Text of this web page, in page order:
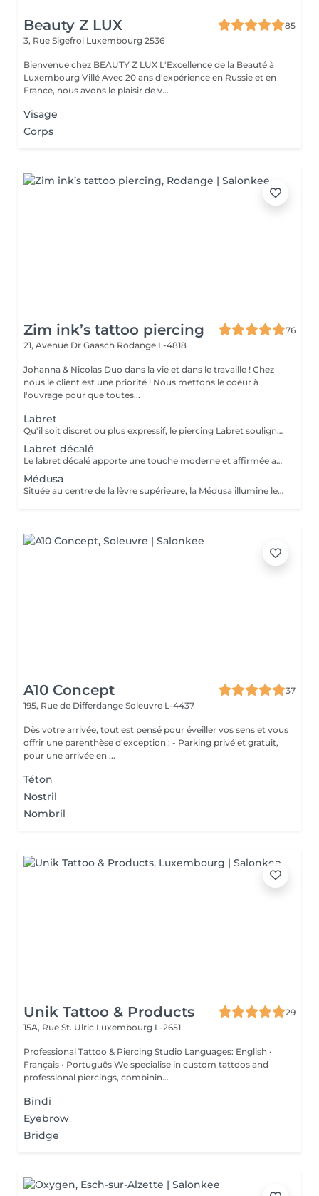
Beauty Z LUX
85
3, Rue Sigefroi Luxembourg 2536
Bienvenue chez BEAUTY Z LUX L'Excellence de la Beauté à
Luxembourg Villé Avec 20 ans d'expérience en Russie et en
France, nous avons le plaisir de v...
Visage
Corps
Zim ink’s tattoo piercing
76
21, Avenue Dr Gaasch Rodange L-4818
Johanna & Nicolas Duo dans la vie et dans le travaille ! Chez
nous le client est une priorité ! Nous mettons le coeur à
l'ouvrage pour que toutes...
Labret
Qu'il soit discret ou plus expressif, le piercing Labret souligne les traits du visage avec finesse. Chaque placement est réalisé pour mettre en valeur votre morphologie. Conseils personnalisés et suivi de cicatrisation Inclus : Bijou de première pose en titane ASTM F-136 + 5€ pour changer la couleur de ton bijou grâce à l'anodisation. Les bijoux de la vitrine sont disponibles en première pause, le prix du bijou est à ajouter à la prestation. Pour toutes demandes d'informations, merci de me contacter. Tout les mineurs doivent être accompagnés d'un tuteur légal ( parents ! ), des justificatifs d'identités seront demandés.
Labret décalé
Le labret décalé apporte une touche moderne et affirmée au visage. Son positionnement asymétrique permet de créer un style unique, tout en respectant l'équilibre naturel de votre morphologie. Conseils personnalisés et suivi de cicatrisation Inclus : Bijou de première pose en titane ASTM F-136 + 5€ pour changer la couleur de ton bijou grâce à l'anodisation. Les bijoux de la vitrine sont disponibles en première pause, le prix du bijou est à ajouter à la prestation. Pour toutes demandes d'informations, merci de me contacter. Tout les mineurs doivent être accompagnés d'un tuteur légal ( parents ! ), des justificatifs d'identités seront demandés.
Médusa
Située au centre de la lèvre supérieure, la Médusa illumine le sourire avec élégance. Son rendu délicat et sophistiqué en fait l'un des piercings les plus raffinés du visage. Conseils personnalisés et suivi de cicatrisation Inclus : Bijou de première pose en titane ASTM F-136 + 5€ pour changer la couleur de ton bijou grâce à l'anodisation. Les bijoux de la vitrine sont disponibles en première pause, le prix du bijou est à ajouter à la prestation. Pour toutes demandes d'informations, merci de me contacter. Tout les mineurs doivent être accompagnés d'un tuteur légal ( parents ! ), des justificatifs d'identités seront demandés.
A10 Concept
37
195, Rue de Differdange Soleuvre L-4437
Dès votre arrivée, tout est pensé pour éveiller vos sens et vous
offrir une parenthèse d'exception : - Parking privé et gratuit,
pour une arrivée en ...
Téton
Nostril
Nombril
Unik Tattoo & Products
29
15A, Rue St. Ulric Luxembourg L-2651
Professional Tattoo & Piercing Studio Languages: English •
Français • Português We specialise in custom tattoos and
professional piercings, combinin...
Bindi
Eyebrow
Bridge